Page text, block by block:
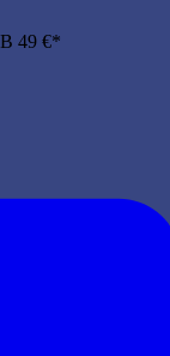
49 €*